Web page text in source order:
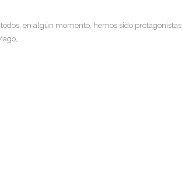
en algún momento, hemos sido